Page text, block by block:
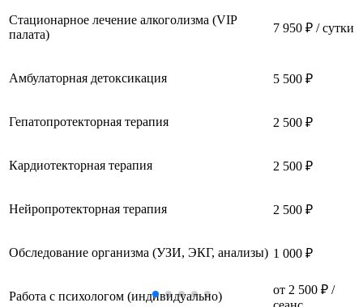
Стационарное лечение алкоголизма (VIP
палата)
7 950 ₽ / сутки
Амбулаторная детоксикация 5 500 ₽
Гепатопротекторная терапия 2 500 ₽
Кардиотекторная терапия 2 500 ₽
Нейропротекторная терапия 2 500 ₽
Обследование организма (УЗИ, ЭКГ, анализы) 1 000 ₽
Работа с психологом (индивидуально)
от 2 500 ₽ /